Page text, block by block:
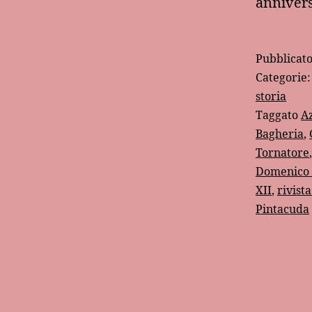
Pubblicato
Categorie:
storia
Taggato
Bagheria,
Tornatore,
XII, rivista
Pintacuda